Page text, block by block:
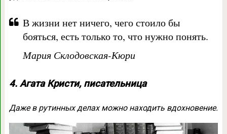
В жизни нет ничего, чего стоило бы
бояться, есть только то, что нужно понять.
Мария Склодовская-Кюри
4. Агата Кристи, писательница
Даже в рутинных делах можно находить вдохновение.